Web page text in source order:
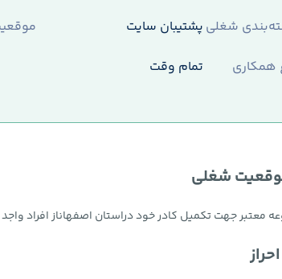
شغلی پشتیبان سایت
همکاری
تمام وقت
شغلی
معتبر جهت تکمیل کادر خود دراستان اصفهاناز افراد